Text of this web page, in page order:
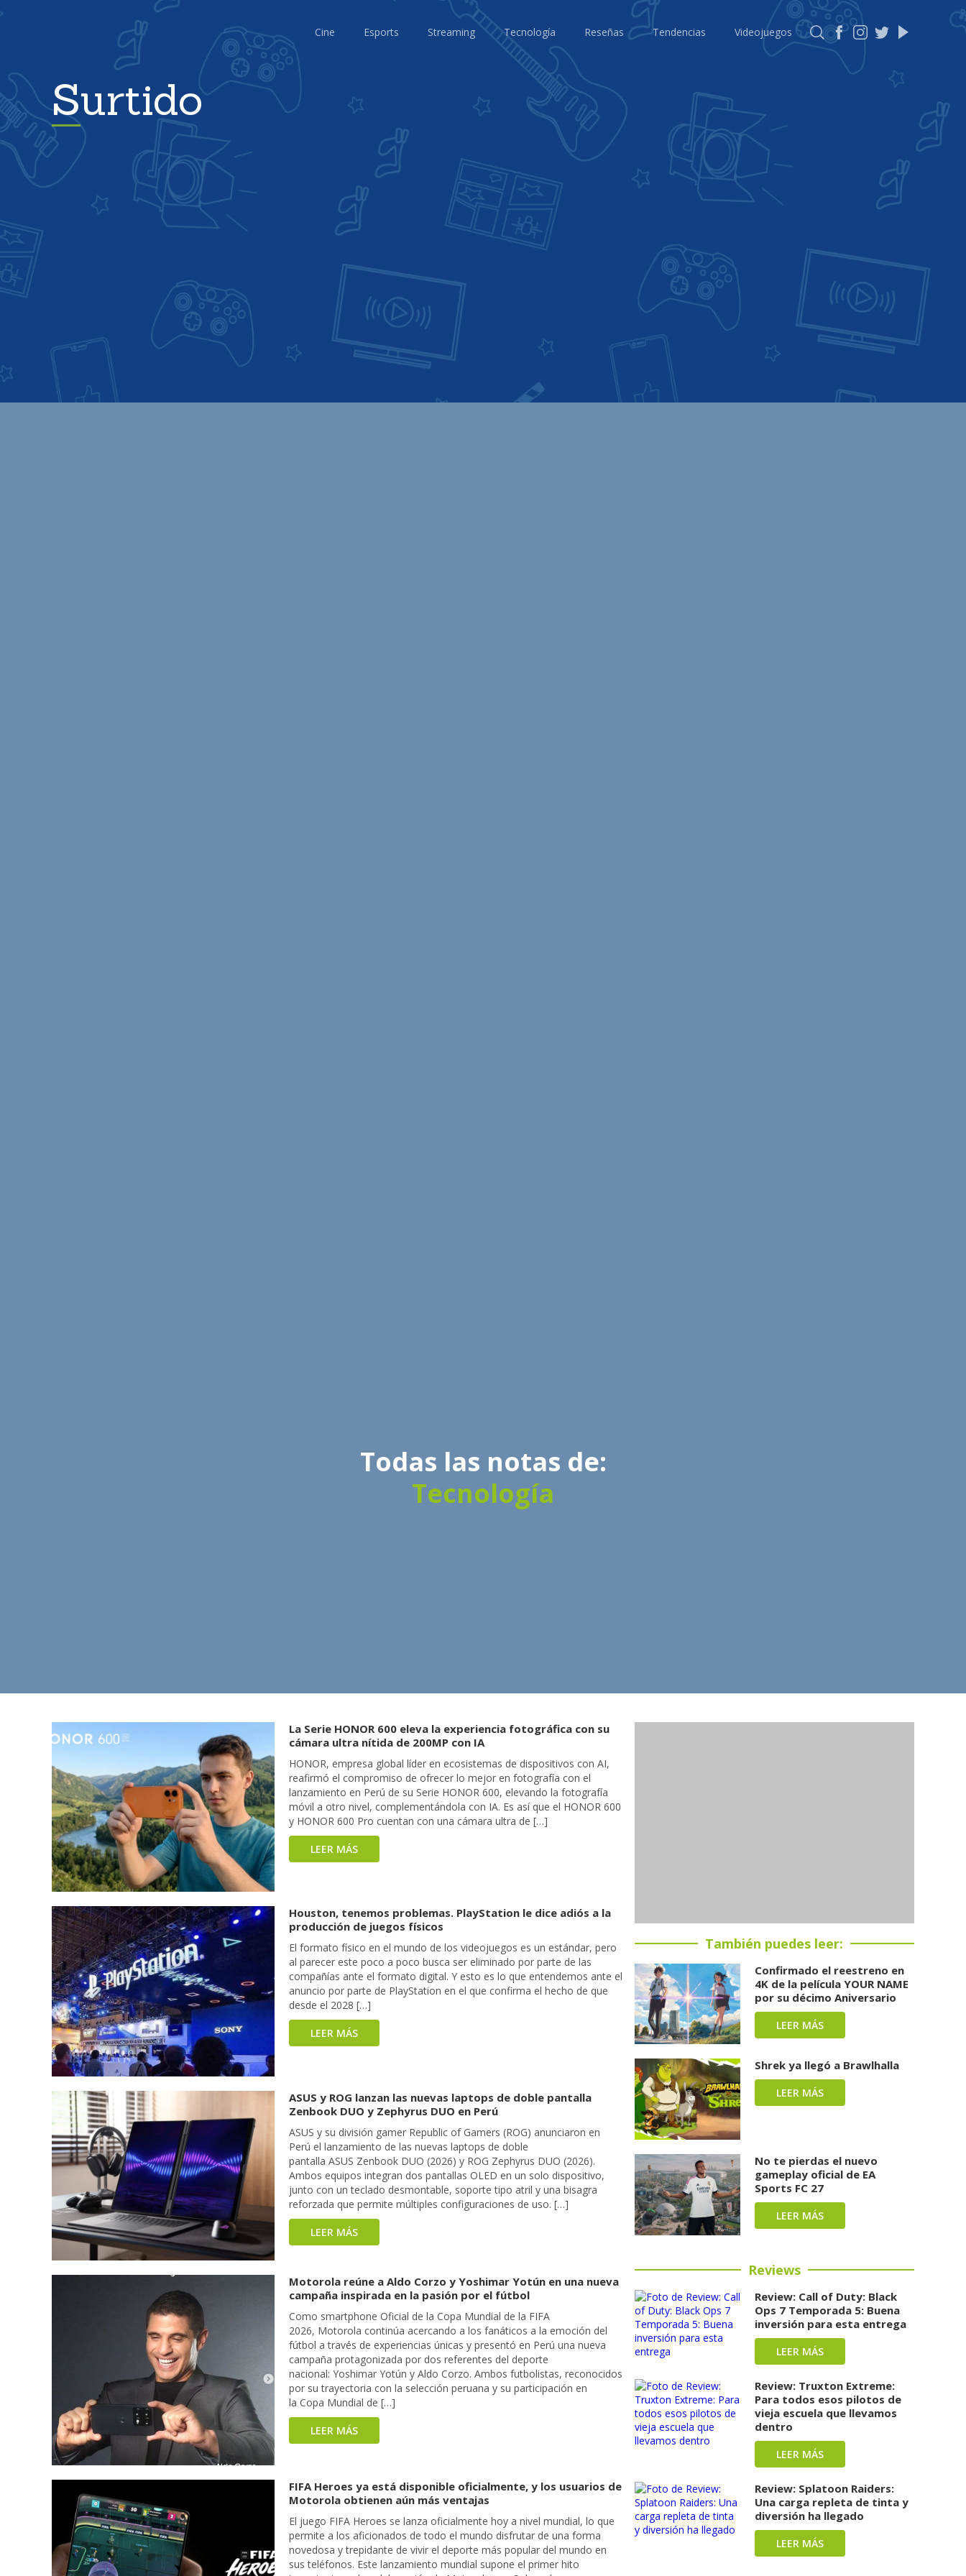
Cine Esports Streaming Tecnología Reseñas Tendencias Videojuegos
Surtido
Todas las notas de:
Tecnología
La Serie HONOR 600 eleva la experiencia fotográfica con su
cámara ultra nítida de 200MP con IA
HONOR, empresa global líder en ecosistemas de dispositivos con AI,
reafirmó el compromiso de ofrecer lo mejor en fotografía con el
lanzamiento en Perú de su Serie HONOR 600, elevando la fotografía
móvil a otro nivel, complementándola con IA. Es así que el HONOR 600
y HONOR 600 Pro cuentan con una cámara ultra de […]
LEER MÁS
Houston, tenemos problemas. PlayStation le dice adiós a la
producción de juegos físicos
El formato físico en el mundo de los videojuegos es un estándar, pero
al parecer este poco a poco busca ser eliminado por parte de las
compañías ante el formato digital. Y esto es lo que entendemos ante el
anuncio por parte de PlayStation en el que confirma el hecho de que
desde el 2028 […]
LEER MÁS
ASUS y ROG lanzan las nuevas laptops de doble pantalla
Zenbook DUO y Zephyrus DUO en Perú
ASUS y su división gamer Republic of Gamers (ROG) anunciaron en
Perú el lanzamiento de las nuevas laptops de doble
pantalla ASUS Zenbook DUO (2026) y ROG Zephyrus DUO (2026).
Ambos equipos integran dos pantallas OLED en un solo dispositivo,
junto con un teclado desmontable, soporte tipo atril y una bisagra
reforzada que permite múltiples configuraciones de uso. […]
LEER MÁS
Motorola reúne a Aldo Corzo y Yoshimar Yotún en una nueva
campaña inspirada en la pasión por el fútbol
Como smartphone Oficial de la Copa Mundial de la FIFA
2026, Motorola continúa acercando a los fanáticos a la emoción del
fútbol a través de experiencias únicas y presentó en Perú una nueva
campaña protagonizada por dos referentes del deporte
nacional: Yoshimar Yotún y Aldo Corzo. Ambos futbolistas, reconocidos
por su trayectoria con la selección peruana y su participación en
la Copa Mundial de […]
LEER MÁS
FIFA Heroes ya está disponible oficialmente, y los usuarios de
Motorola obtienen aún más ventajas
El juego FIFA Heroes se lanza oficialmente hoy a nivel mundial, lo que
permite a los aficionados de todo el mundo disfrutar de una forma
novedosa y trepidante de vivir el deporte más popular del mundo en
sus teléfonos. Este lanzamiento mundial supone el primer hito
También puedes leer:
Confirmado el reestreno en
4K de la película YOUR NAME
por su décimo Aniversario
LEER MÁS
Shrek ya llegó a Brawlhalla
LEER MÁS
No te pierdas el nuevo
gameplay oficial de EA
Sports FC 27
LEER MÁS
Reviews
Review: Call of Duty: Black
Ops 7 Temporada 5: Buena
inversión para esta entrega
LEER MÁS
Review: Truxton Extreme:
Para todos esos pilotos de
vieja escuela que llevamos
dentro
LEER MÁS
Review: Splatoon Raiders:
Una carga repleta de tinta y
diversión ha llegado
LEER MÁS